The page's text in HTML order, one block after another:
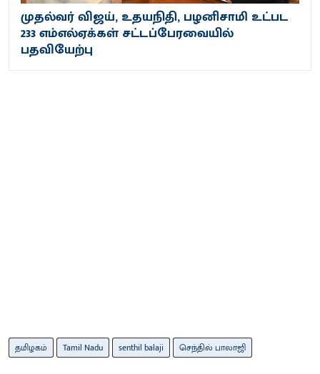
முதல்வர் விஜய், உதயநிதி, பழனிசாமி உட்பட
233 எம்எல்ஏக்கள் சட்டப்பேரவையில்
பதவியேற்பு
தமிழகம் Tamil Nadu senthil balaji செந்​தில் பாலாஜி